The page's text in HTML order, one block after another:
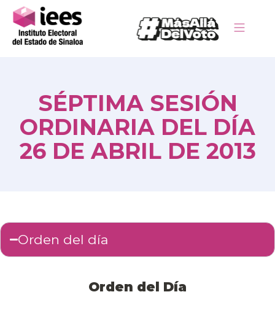
SÉPTIMA SESIÓN
ORDINARIA DEL DÍA
26 DE ABRIL DE 2013
Orden del día
Orden del Día